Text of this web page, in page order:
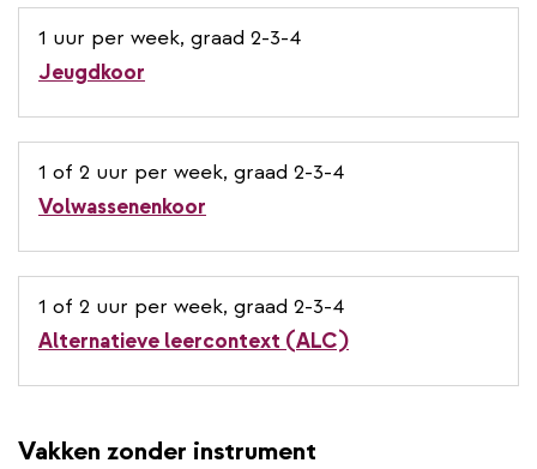
1 uur per week, graad 2-3-4
Jeugdkoor
1 of 2 uur per week, graad 2-3-4
Volwassenenkoor
1 of 2 uur per week, graad 2-3-4
Alternatieve leercontext (ALC)
Vakken zonder instrument